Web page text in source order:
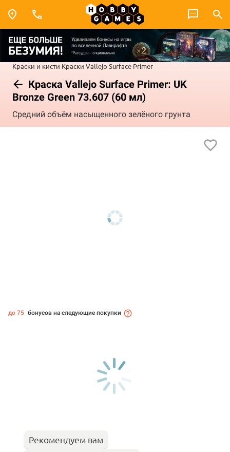
Краски и кисти Краски Vallejo Surface Primer
Краска Vallejo Surface Primer: UK
Bronze Green 73.607 (60 мл)
Средний объём насыщенного зелёного грунта
до 75 бонусов на следующие покупки
Рекомендуем вам